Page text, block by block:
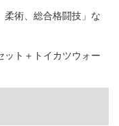
術、総合格闘技」な
ト＋トイカツウォー